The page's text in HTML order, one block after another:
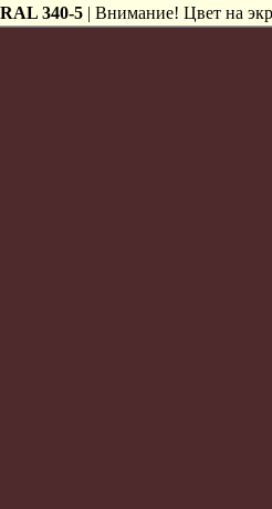
RAL 340-5 | Внимание! Цвет на